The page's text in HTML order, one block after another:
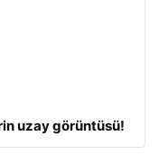
uzay görüntüsü!